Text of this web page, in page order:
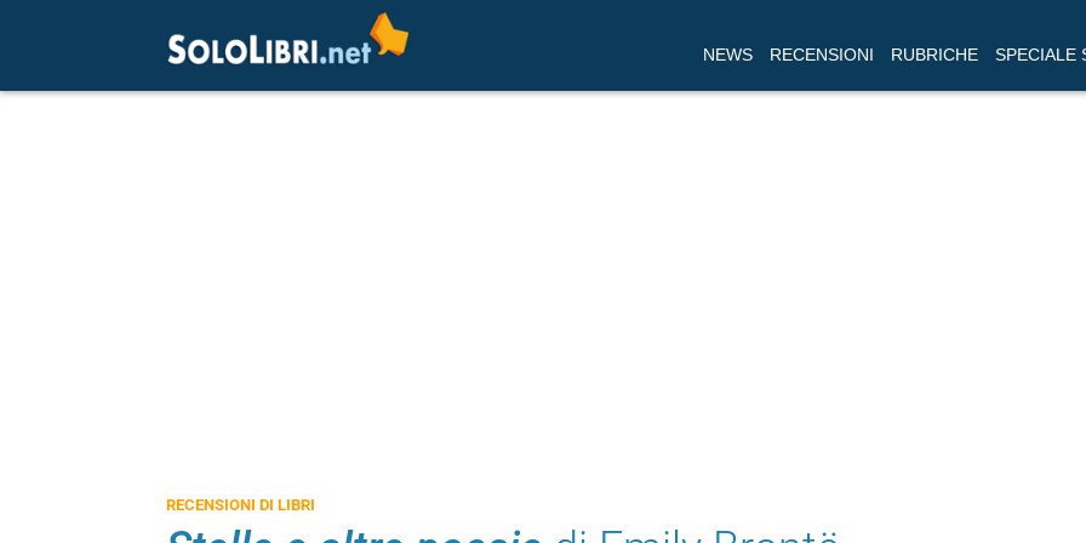
NEWS RECENSIONI RUBRICHE SPECIALE
RECENSIONI DI LIBRI